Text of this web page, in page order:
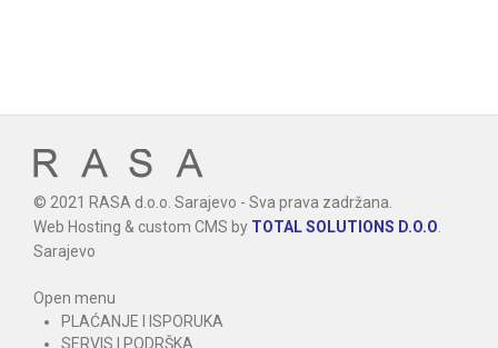
© 2021 RASA d.o.o. Sarajevo - Sva prava zadržana.
Web Hosting & custom CMS by TOTAL SOLUTIONS D.O.O
Sarajevo
Open menu
PLAĆANJE I ISPORUKA
SERVIS I PODRŠKA